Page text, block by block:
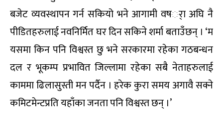
बजेट व्यवस्थापन गर्न सकियो भने आगामी वषर्ा अघि नै
पीडितहरुलाई नवनिर्मित घर दिन सकिने शर्मा बताउँछन् । ‘म
यसमा किन पनि विश्वस्त छु भने सरकारमा रहेका गठबन्धन
दल र भूकम्प प्रभावित जिल्लामा रहेका सबै नेताहरुलाई
काममा ढिलासुस्ती मन पर्दैन । हरेक कुरा समय अगावै सक्ने
कमिटमेन्टप्रति यहाँका जनता पनि विश्वस्त छन् ।’